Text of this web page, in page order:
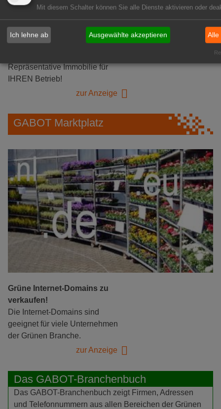
GABOT Immobilienangebote
1A-Lage, ihre Chance in der
Repräsentative Immobilie für
IHREN Betrieb!
zur Anzeige
GABOT Marktplatz
Grüne Internet-Domains zu
verkaufen!
Die Internet-Domains sind
geeignet für viele Unternehmen
der Grünen Branche.
zur Anzeige
Das GABOT-Branchenbuch
Das GABOT-Branchenbuch zeigt Firmen, Adressen
und Telefonnummern aus allen Bereichen der Grünen
Mit diesem Schalter können Sie alle Dienste aktivieren oder
Ich lehne ab Ausgewählte akzeptieren Alle